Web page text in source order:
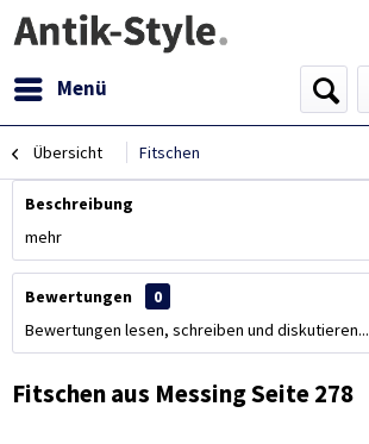
Menü
Übersicht Fitschen
Beschreibung
mehr
Bewertungen
0
Bewertungen lesen, schreiben und diskutieren...
Fitschen aus Messing Seite 278